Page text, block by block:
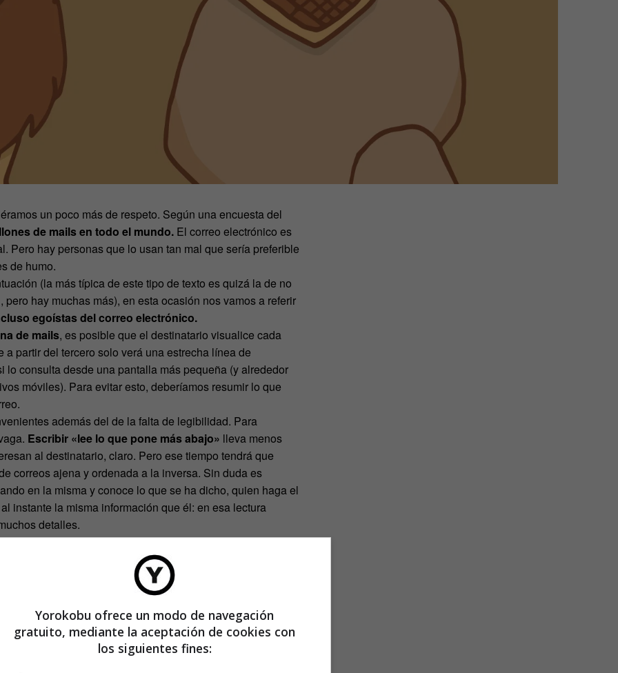
un poco más de respeto. Según una encuesta del
de mails en todo el mundo. El correo electrónico es
Pero hay personas que lo usan tan mal que sería preferible
de humo.
(la más típica de este tipo de texto es quizá la de no
hay muchas más), en esta ocasión nos vamos a referir
egoístas del correo electrónico.
de mails, es posible que el destinatario visualice cada
partir del tercero solo verá una estrecha línea de
consulta desde una pantalla más pequeña (y alrededor
móviles). Para evitar esto, deberíamos resumir lo que
además del de la falta de legibilidad. Para
Escribir «lee lo que pone más abajo» lleva menos
al destinatario, claro. Pero ese tiempo tendrá que
correos ajena y ordenada a la inversa. Sin duda es
en la misma y conoce lo que se ha dicho, quien haga el
instante la misma información que él: en esa lectura
detalles.
tomarse la molestia de comprobartemas que son
si te había pedido ya esto» o «no estoy seguro de si me
lo fácil que es encontrar correos antiguos utilizando el
al menos, será más amable que llenar el texto de
Yorokobu ofrece un modo de navegación
gratuito, mediante la aceptación de cookies con
los siguientes fines: